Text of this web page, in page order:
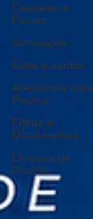
Cascatas e
Fontes
Iluminação
Casa e Jardim
Acessórios para
Piscina
Filtros e
Motobombas
Limpeza de
Piscina